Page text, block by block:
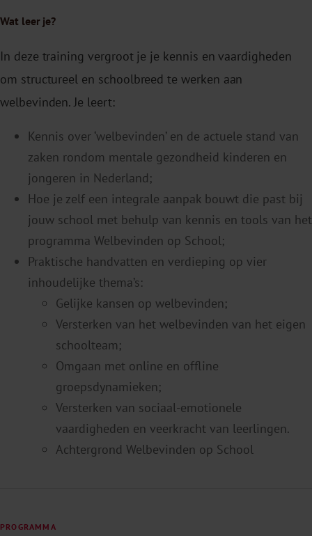
Wat leer je?
In deze training vergroot je je kennis en vaardigheden
om structureel en schoolbreed te werken aan
welbevinden. Je leert:
Kennis over ‘welbevinden’ en de actuele stand van
zaken rondom mentale gezondheid kinderen en
jongeren in Nederland;
Hoe je zelf een integrale aanpak bouwt die past bij
jouw school met behulp van kennis en tools van het
programma Welbevinden op School;
Praktische handvatten en verdieping op vier
inhoudelijke thema’s:
Gelijke kansen op welbevinden;
Versterken van het welbevinden van het eigen
schoolteam;
Omgaan met online en offline
groepsdynamieken;
Versterken van sociaal-emotionele
vaardigheden en veerkracht van leerlingen.
Achtergrond Welbevinden op School
PROGRAMMA